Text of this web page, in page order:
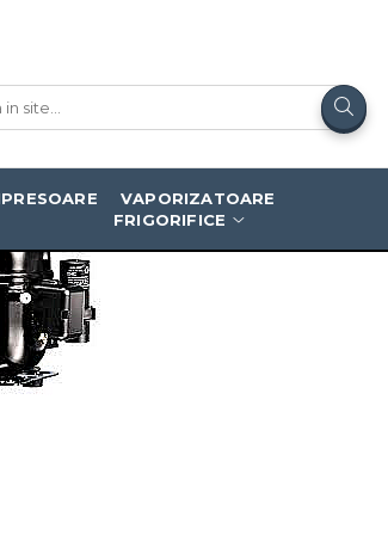
VAPORIZATOARE
FRIGORIFICE